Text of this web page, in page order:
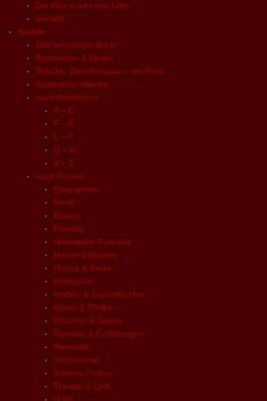
Die Wer macht was Liste
Kontakt
Bücher
Das besondere Buch
Buchreihen & Serien
Twindie: Zwei Romane – ein Preis
Kostenlose eBooks
nach AutorInnen
A – E
F – K
L – P
Q – U
V – Z
nach Genres
Biographien
Erotik
Essays
Fantasy
Historische Romane
Horror & Mystery
Humor & Satire
Hörbücher
Kinder- & Jugendbücher
Krimis & Thriller
Märchen & Sagen
Romane & Erzählungen
Romantik
Sachbücher
Science-Fiction
Theater & Lyrik